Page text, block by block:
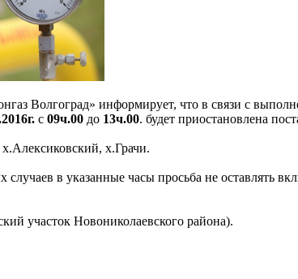
Волгоград» информирует, что в связи с
с 09ч.00 до 13ч.00. будет приостановлена
х.Грачи.
случаев в указанные часы просьба не оставлять
участок Новониколаевского района).